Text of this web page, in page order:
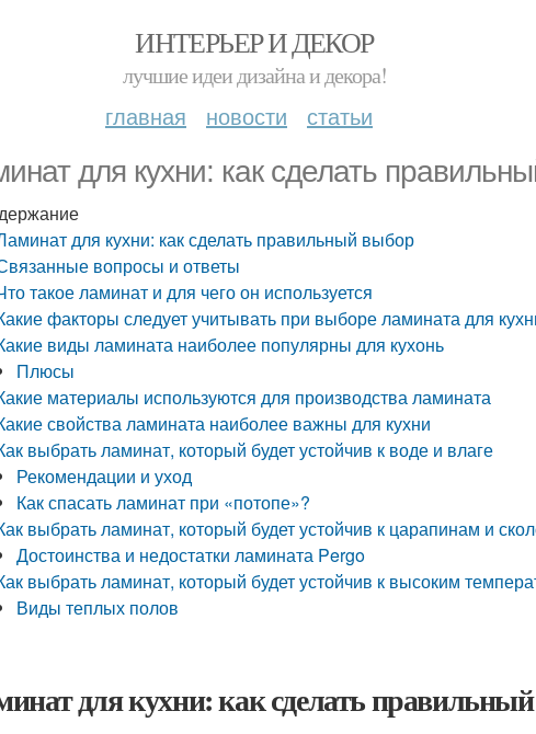
ИНТЕРЬЕР И ДЕКОР
лучшие идеи дизайна и декора!
главная новости статьи
для кухни: как сделать
для кухни: как сделать правильный выбор
вопросы и ответы
такое ламинат и для чего он используется
факторы следует учитывать при выборе ламината для
виды ламината наиболее популярны для кухонь
Плюсы
материалы используются для производства ламината
свойства ламината наиболее важны для кухни
выбрать ламинат, который будет устойчив к воде и влаге
Рекомендации и уход
Как спасать ламинат при «потопе»?
выбрать ламинат, который будет устойчив к царапинам и
Достоинства и недостатки ламината Pergo
выбрать ламинат, который будет устойчив к высоким
Виды теплых полов
для кухни: как сделать